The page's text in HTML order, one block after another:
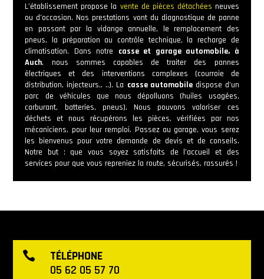
L’établissement propose la vente de pièces détachées neuves
ou d’occasion. Nos prestations vont du diagnostique de panne
en passant par la vidange annuelle, le remplacement des
pneus, la préparation au contrôle technique, la recharge de
climatisation. Dans notre casse et garage automobile, à
Auch, nous sommes capables de traiter des pannes
électriques et des interventions complexes (courroie de
distribution, injecteurs,. ..). La casse automobiledispose d’un
parc de véhicules que nous dépolluons (huiles usagées,
carburant, batteries, pneus). Nous pouvons valoriser ces
déchets et nous récupérons les pièces, vérifiées par nos
mécaniciens, pour leur remploi. Passez au garage, vous serez
les bienvenus pour votre demande de devis et de conseils.
Notre but : que vous soyez satisfaits de l’accueil et des
services pour que vous repreniez la route, sécurisés, rassurés !

TÉLÉPHONE
05 62 05 57 70